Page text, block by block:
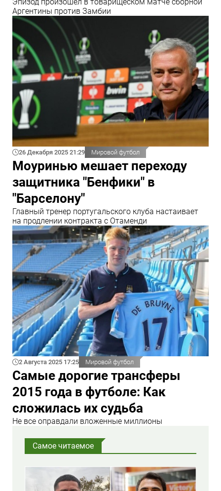
Аргентины против Замбии
26 Декабря 2025 21:29 Мировой футбол
Моуринью мешает переходу
защитника "Бенфики" в
"Барселону"
Главный тренер португальского клуба настаивает
на продлении контракта с Отаменди
2 Августа 2025 17:25 Мировой футбол
Самые дорогие трансферы
2015 года в футболе: Как
сложилась их судьба
Не все оправдали вложенные миллионы
Самое читаемое